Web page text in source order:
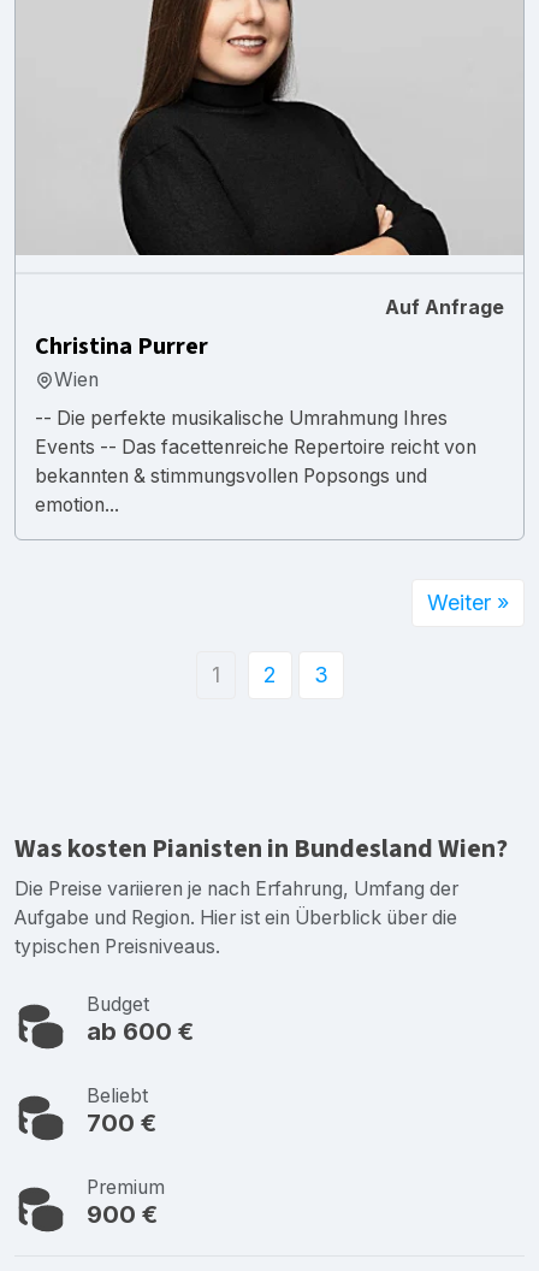
Auf Anfrage
Christina Purrer
Wien
-- Die perfekte musikalische Umrahmung Ihres
Events -- Das facettenreiche Repertoire reicht von
bekannten & stimmungsvollen Popsongs und
emotion...
1 2 3
Weiter »
Was kosten Pianisten in Bundesland Wien?
Die Preise variieren je nach Erfahrung, Umfang der
Aufgabe und Region. Hier ist ein Überblick über die
typischen Preisniveaus.
Budget
ab 600 €
Beliebt
700 €
Premium
900 €